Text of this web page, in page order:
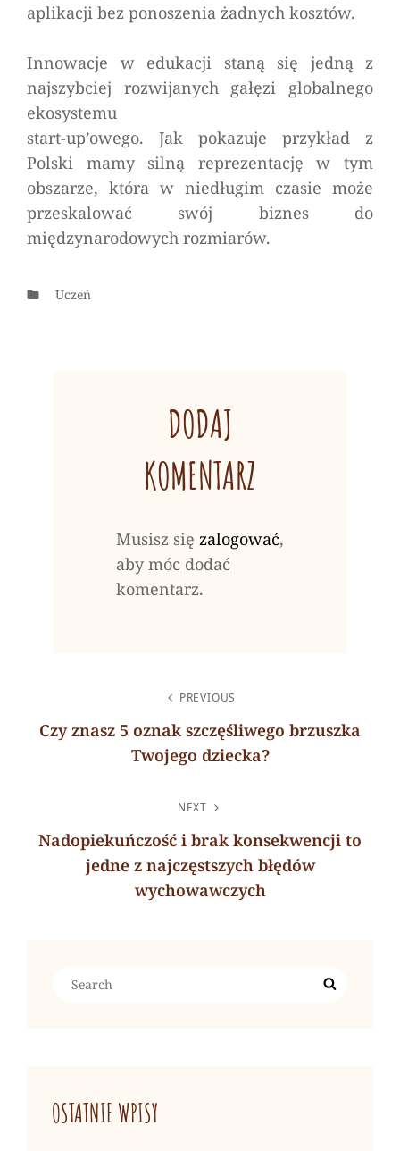
aplikacji bez ponoszenia żadnych kosztów.
Innowacje w edukacji staną się jedną z
najszybciej rozwijanych gałęzi globalnego
ekosystemu
start-up’owego. Jak pokazuje przykład z
Polski mamy silną reprezentację w tym
obszarze, która w niedługim czasie może
przeskalować swój biznes do
międzynarodowych rozmiarów.
Categories
Uczeń
DODAJ
KOMENTARZ
Musisz się zalogować,
aby móc dodać
komentarz.
WPISU
PREVIOUS
Czy znasz 5 oznak szczęśliwego brzuszka
Twojego dziecka?
NEXT
Nadopiekuńczość i brak konsekwencji to
jedne z najczęstszych błędów
wychowawczych
OSTATNIE WPISY